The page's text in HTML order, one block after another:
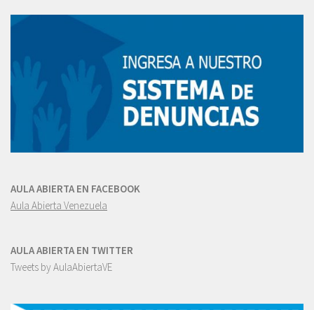
AULA ABIERTA EN FACEBOOK
Aula Abierta Venezuela
AULA ABIERTA EN TWITTER
Tweets by AulaAbiertaVE